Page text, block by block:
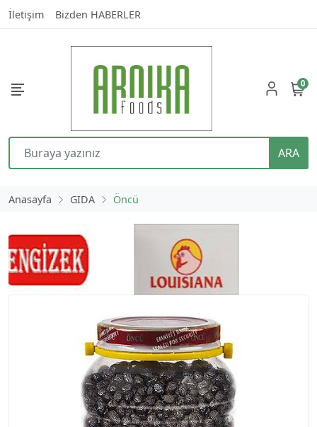
İletişim Bizden HABERLER
ARA
0
Anasayfa GIDA Öncü